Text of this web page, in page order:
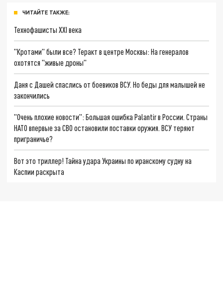
ЧИТАЙТЕ ТАКЖЕ:
Технофашисты XXI века
"Кротами" были все? Теракт в центре Москвы: На генералов
охотятся "живые дроны"
Даня с Дашей спаслись от боевиков ВСУ. Но беды для малышей не
закончились
"Очень плохие новости": Большая ошибка Palantir в России. Страны
НАТО впервые за СВО остановили поставки оружия. ВСУ теряют
приграничье?
Вот это триллер! Тайна удара Украины по иранскому судну на
Каспии раскрыта